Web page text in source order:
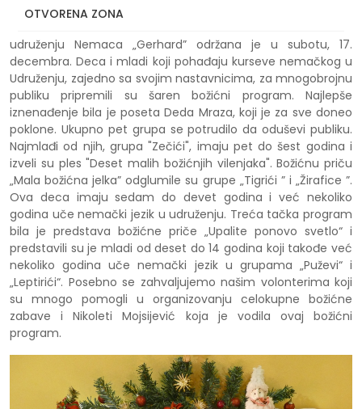
OTVORENA ZONA
udruženju Nemaca „Gerhard” održana je u subotu, 17.
decembra. Deca i mladi koji pohađaju kurseve nemačkog u
Udruženju, zajedno sa svojim nastavnicima, za mnogobrojnu
publiku pripremili su šaren božićni program. Najlepše
iznenađenje bila je poseta Deda Mraza, koji je za sve doneo
poklone. Ukupno pet grupa se potrudilo da oduševi publiku.
Najmlađi od njih, grupa "Zečići", imaju pet do šest godina i
izveli su ples "Deset malih božićnjih vilenjaka". Božićnu priču
„Mala božićna jelka” odglumile su grupe „Tigrići ” i „Žirafice ”.
Ova deca imaju sedam do devet godina i već nekoliko
godina uče nemački jezik u udruženju. Treća tačka program
bila je predstava božićne priče „Upalite ponovo svetlo“ i
predstavili su je mladi od deset do 14 godina koji takođe već
nekoliko godina uče nemački jezik u grupama „Puževi“ i
„Leptirići“. Posebno se zahvaljujemo našim volonterima koji
su mnogo pomogli u organizovanju celokupne božićne
zabave i Nikoleti Mojsijević koja je vodila ovaj božićni
program.